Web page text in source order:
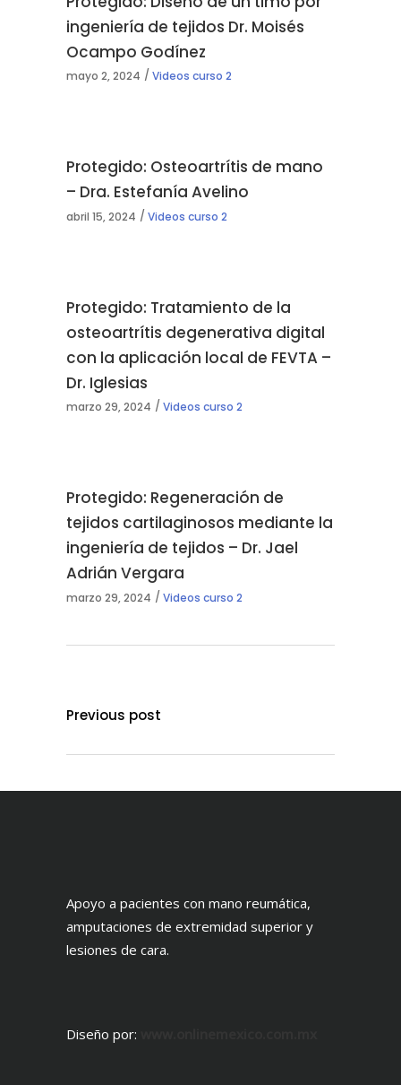
ingeniería de tejidos Dr. Moisés
Ocampo Godínez
mayo 2, 2024 Videos curso 2
Protegido: Osteoartrítis de mano
– Dra. Estefanía Avelino
abril 15, 2024 Videos curso 2
Protegido: Tratamiento de la
osteoartrítis degenerativa digital
con la aplicación local de FEVTA –
Dr. Iglesias
marzo 29, 2024 Videos curso 2
Protegido: Regeneración de
tejidos cartilaginosos mediante la
ingeniería de tejidos – Dr. Jael
Adrián Vergara
marzo 29, 2024 Videos curso 2
Previous post
Apoyo a pacientes con mano reumática,
amputaciones de extremidad superior y
lesiones de cara.
Diseño por: